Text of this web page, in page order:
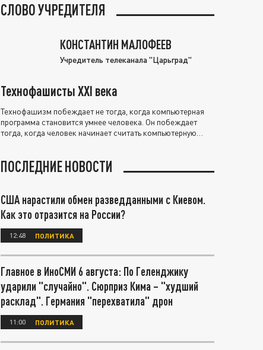
СЛОВО УЧРЕДИТЕЛЯ
КОНСТАНТИН МАЛОФЕЕВ
Учредитель телеканала "Царьград"
Технофашисты XXI века
Технофашизм побеждает не тогда, когда компьютерная
программа становится умнее человека. Он побеждает
тогда, когда человек начинает считать компьютерную
ПОСЛЕДНИЕ НОВОСТИ
США нарастили обмен разведданными с Киевом.
Как это отразится на России?
12:48 ПОЛИТИКА
Главное в ИноСМИ 6 августа: По Геленджику
ударили "случайно". Сюрприз Кима – "худший
расклад". Германия "перехватила" дрон
11:00 ПОЛИТИКА